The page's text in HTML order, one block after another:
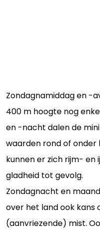
Zondagnamiddag en -
400 m hoogte nog
en -nacht dalen de
waarden rond of onder
kunnen er zich rijm-
gladheid tot gevolg.
Zondagnacht en
over het land ook kans
(aanvriezende) mist.